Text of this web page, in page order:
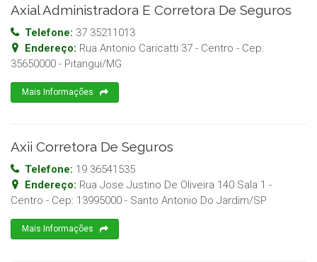
Axial Administradora E Corretora De Seguros
Telefone: 37 35211013
Endereço: Rua Antonio Caricatti 37 - Centro - Cep:
35650000 - Pitangui/MG
Mais Informações
Axii Corretora De Seguros
Telefone: 19 36541535
Endereço: Rua Jose Justino De Oliveira 140 Sala 1 -
Centro - Cep: 13995000 - Santo Antonio Do Jardim/SP
Mais Informações